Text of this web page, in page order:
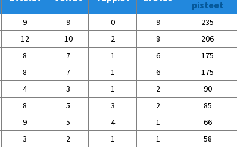
pisteet
9 9 0 9 235
12 10 2 8 206
8 7 1 6 175
8 7 1 6 175
4 3 1 2 90
8 5 3 2 85
9 5 4 1 66
3 2 1 1 58